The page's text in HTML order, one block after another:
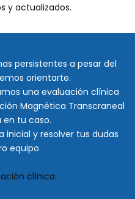
y actualizados.
persistentes a pesar del
orientarte.
una evaluación clínica
Magnética Transcraneal
en tu caso.
inicial y resolver tus dudas
equipo.
clínica